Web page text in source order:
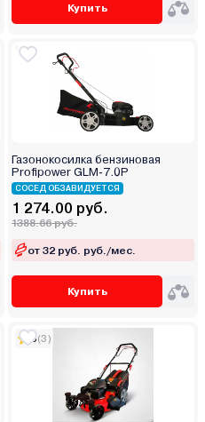
Купить
Газонокосилка бензиновая
Profipower GLM-7.0P
СОСЕД ОБЗАВИДУЕТСЯ
1 274.00 руб.
1388.66 руб.
от 32 руб. руб./мес.
Купить
5(3)